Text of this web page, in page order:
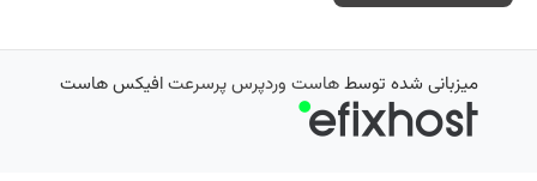
میزبانی شده توسطهاست وردپرس پرسرعتافیکس هاست